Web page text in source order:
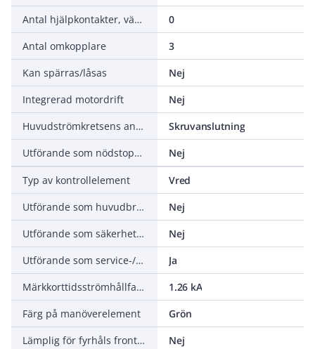
Antal hjälpkontakter, växlande (CO)
0
Antal omkopplare
3
Kan spärras/låsas
Nej
Integrerad motordrift
Nej
Huvudströmkretsens anslutningssätt
Skruvanslutning
Utförande som nödstoppsinstallation
Nej
Typ av kontrollelement
Vred
Utförande som huvudbrytare
Nej
Utförande som säkerhetsbrytare
Nej
Utförande som service-/reparationsbrytare
Ja
Märkkorttidsströmhållfasthet Icw
1.26 kA
Färg på manöverelement
Grön
Lämplig för fyrhåls frontmontage
Nej